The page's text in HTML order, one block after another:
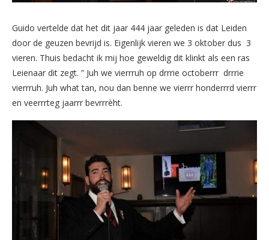
Guido vertelde dat het dit jaar 444 jaar geleden is dat Leiden
door de geuzen bevrijd is. Eigenlijk vieren we 3 oktober dus 3
vieren. Thuis bedacht ik mij hoe geweldig dit klinkt als een ras
Leienaar dit zegt. ” Juh we vierrruh op drrrie octoberrr drrrie
vierrruh. Juh what tan, nou dan benne we vierrr honderrrd vierrr
en veerrrteg jaarrr bevrrrèht.